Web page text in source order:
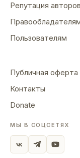
Репутация авторов
Пользователям
Публичная оферта
Контакты
Donate
МЫ В СОЦСЕТЯХ